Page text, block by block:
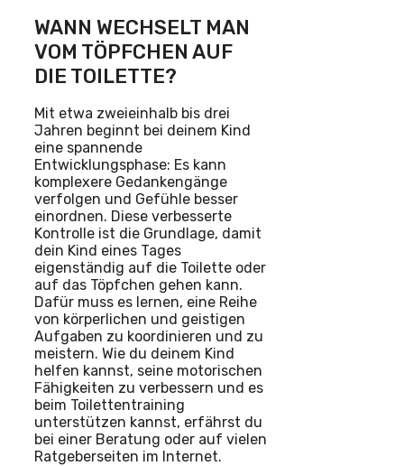
WANN WECHSELT MAN
VOM TÖPFCHEN AUF
DIE TOILETTE?
Mit etwa zweieinhalb bis drei
Jahren beginnt bei deinem Kind
eine spannende
Entwicklungsphase: Es kann
komplexere Gedankengänge
verfolgen und Gefühle besser
einordnen. Diese verbesserte
Kontrolle ist die Grundlage, damit
dein Kind eines Tages
eigenständig auf die Toilette oder
auf das Töpfchen gehen kann.
Dafür muss es lernen, eine Reihe
von körperlichen und geistigen
Aufgaben zu koordinieren und zu
meistern. Wie du deinem Kind
helfen kannst, seine motorischen
Fähigkeiten zu verbessern und es
beim Toilettentraining
unterstützen kannst, erfährst du
bei einer Beratung oder auf vielen
Ratgeberseiten im Internet.